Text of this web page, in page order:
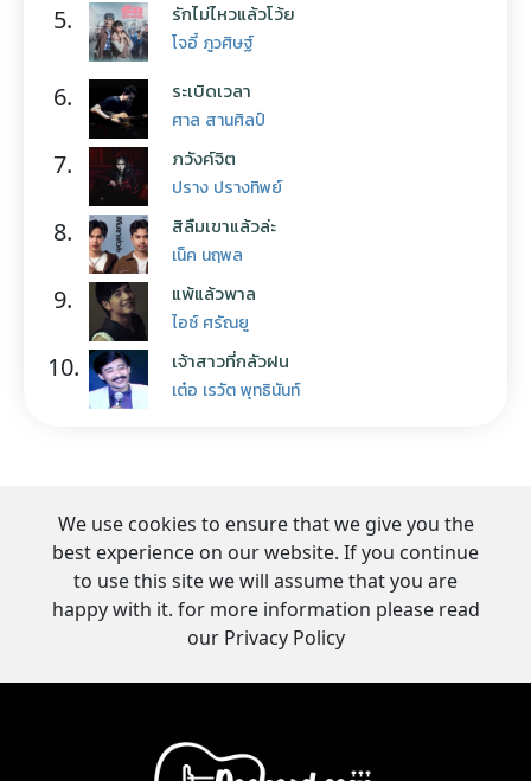
5. รักไม่ไหวแล้วโว้ย
โจอี้ ภูวศิษฐ์
6. ระเบิดเวลา
ศาล สานศิลป์
7. ภวังค์จิต
ปราง ปรางทิพย์
8. สิลืมเขาแล้วล่ะ
เน็ค นฤพล
9. แพ้แล้วพาล
ไอซ์ ศรัณยู
10. เจ้าสาวที่กลัวฝน
เต๋อ เรวัต พุทธินันท์
We use cookies to ensure that we give you the
best experience on our website. If you continue
to use this site we will assume that you are
happy with it. for more information please read
our Privacy Policy